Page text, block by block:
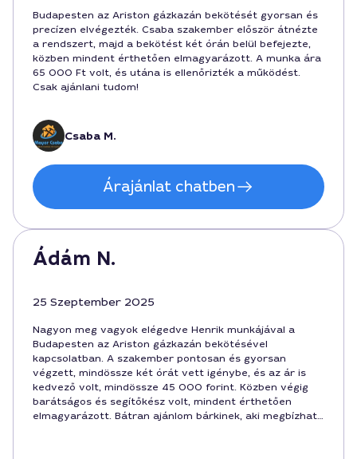
Budapesten az Ariston gázkazán bekötését gyorsan és
precízen elvégezték. Csaba szakember először átnézte
a rendszert, majd a bekötést két órán belül befejezte,
közben mindent érthetően elmagyarázott. A munka ára
65 000 Ft volt, és utána is ellenőrizték a működést.
Csak ajánlani tudom!
Csaba M.
Árajánlat chatben
Ádám N.
25 Szeptember 2025
Nagyon meg vagyok elégedve Henrik munkájával a
Budapesten az Ariston gázkazán bekötésével
kapcsolatban. A szakember pontosan és gyorsan
végzett, mindössze két órát vett igénybe, és az ár is
kedvező volt, mindössze 45 000 forint. Közben végig
barátságos és segítőkész volt, mindent érthetően
elmagyarázott. Bátran ajánlom bárkinek, aki megbízható